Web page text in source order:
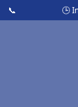
📞 🕒